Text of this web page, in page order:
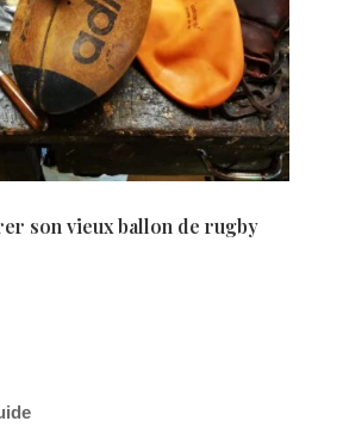
son vieux ballon de rugby